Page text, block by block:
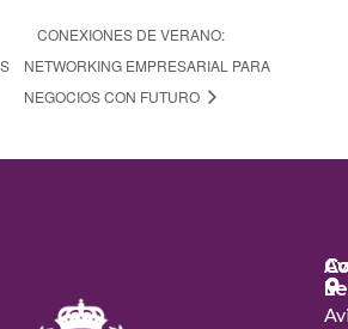
CONEXIONES DE VERANO:
NETWORKING EMPRESARIAL PARA
NEGOCIOS CON FUTURO